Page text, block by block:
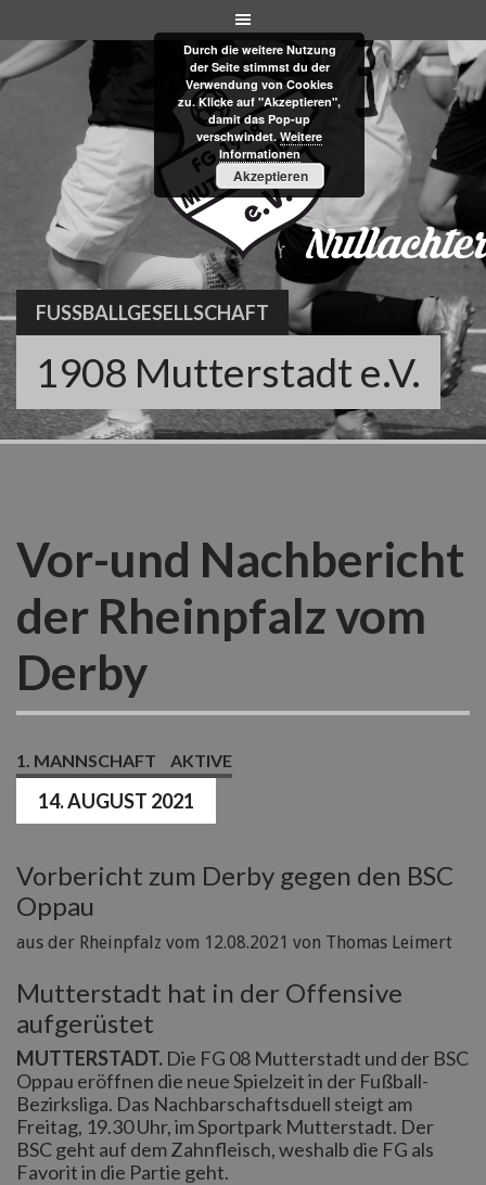
to
content
FUSSBALLGESELLSCHAFT
1908 Mutterstadt e.V.
Vor-und Nachbericht
der Rheinpfalz vom
Derby
1. MANNSCHAFT AKTIVE
14. AUGUST 2021
Vorbericht zum Derby gegen den BSC
Oppau
aus der Rheinpfalz vom 12.08.2021 von Thomas Leimert
Mutterstadt hat in der Offensive
aufgerüstet
MUTTERSTADT. Die FG 08 Mutterstadt und der BSC
Oppau eröffnen die neue Spielzeit in der Fußball-
Bezirksliga. Das Nachbarschaftsduell steigt am
Freitag, 19.30 Uhr, im Sportpark Mutterstadt. Der
BSC geht auf dem Zahnfleisch, weshalb die FG als
Favorit in die Partie geht.
Durch die weitere Nutzung
der Seite stimmst du der
Verwendung von Cookies
zu. Klicke auf "Akzeptieren",
damit das Pop-up
verschwindet.Weitere
Informationen
Akzeptieren